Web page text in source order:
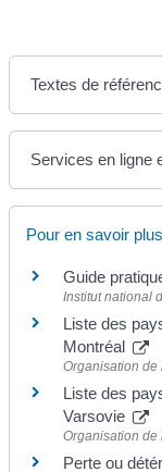
Textes de
Services en ligne
Pour en savoir plus
Guide
Institut national
Liste des
Montréal
Organisation de
Liste des
Varsovie
Organisation de
Perte ou